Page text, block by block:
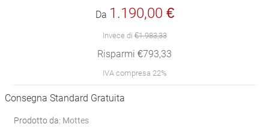
Da 1.190,00 €
Invece di€1.983,33
Risparmi €793,33
IVA compresa 22%
Consegna Standard Gratuita
Prodotto da: Mottes